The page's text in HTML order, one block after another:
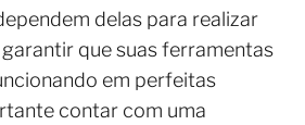
delas para realizar
que suas ferramentas
em perfeitas
contar com uma